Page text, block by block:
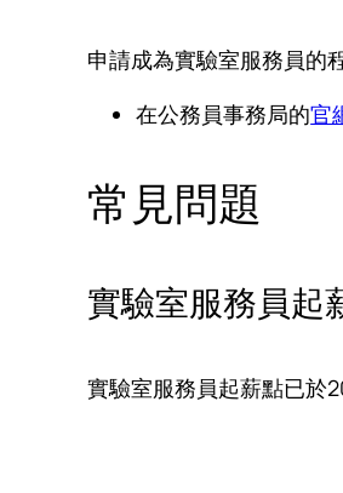
申請成為實驗室服務員的
在公務員事務局的官
常見問題
實驗室服務員起
實驗室服務員起薪點已於